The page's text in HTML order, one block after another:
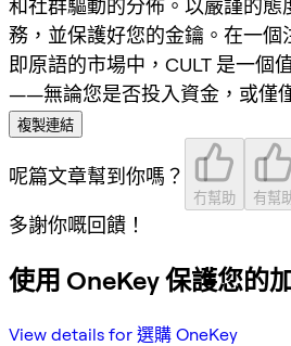
和社群驅動的分佈。以嚴謹的態
務，並保護好您的金鑰。在一個
即原語的市場中，CULT 是一個
——無論您是否投入資金，或僅
複製連結
呢篇文章幫到你嗎？
冇幫助 有幫
多謝你嘅回饋！
使用 OneKey 保護您的
View details for 選購 OneKey